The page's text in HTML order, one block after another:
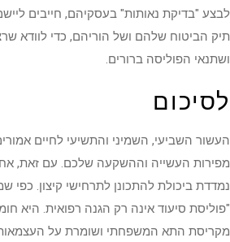
לבצע "בדיקת נאותות" בעסקיהם, חייבים
תיק הביטוח שלהם ושל הוריהם, כדי לוודא
ושתנאי הפוליסה ברורים.
לסיכום
העשור השביעי, השמיני והתשיעי לחיים
מפירות העשייה וההשקעה שלכם. עם זאת,
נמדדת ביכולת להתכונן לתרחישי קיצון. כפי
"פוליסת סיעוד אינה רק הגנה רפואית. היא
מקריסת התא המשפחתי ושומרת על